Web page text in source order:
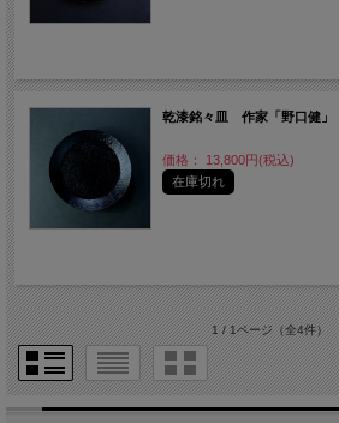
乾漆銘々皿 作家「野口健」
価格： 13,800円(税込)
在庫切れ
1 / 1ページ（全4件）